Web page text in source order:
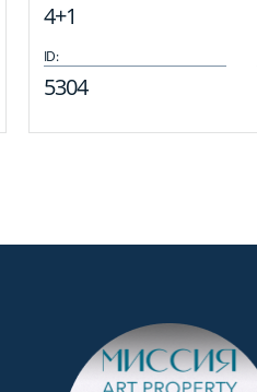
4+1
ID:
5304